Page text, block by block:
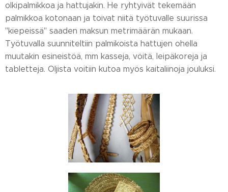
olkipalmikkoa ja hattujakin. He ryhtyivät tekemään
palmikkoa kotonaan ja toivat niitä työtuvalle suurissa
"kiepeissä" saaden maksun metrimäärän mukaan.
Työtuvalla suunniteltiin palmikoista hattujen ohella
muutakin esineistöä, mm kasseja, vöitä, leipäkoreja ja
tabletteja. Oljista voitiin kutoa myös kaitaliinoja jouluksi.